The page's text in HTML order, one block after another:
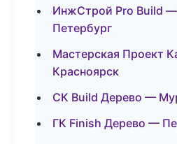
ИнжСтрой Pro Build
Петербург
Мастерская Проект
Красноярск
СК Build Дерево —
ГК Finish Дерево —